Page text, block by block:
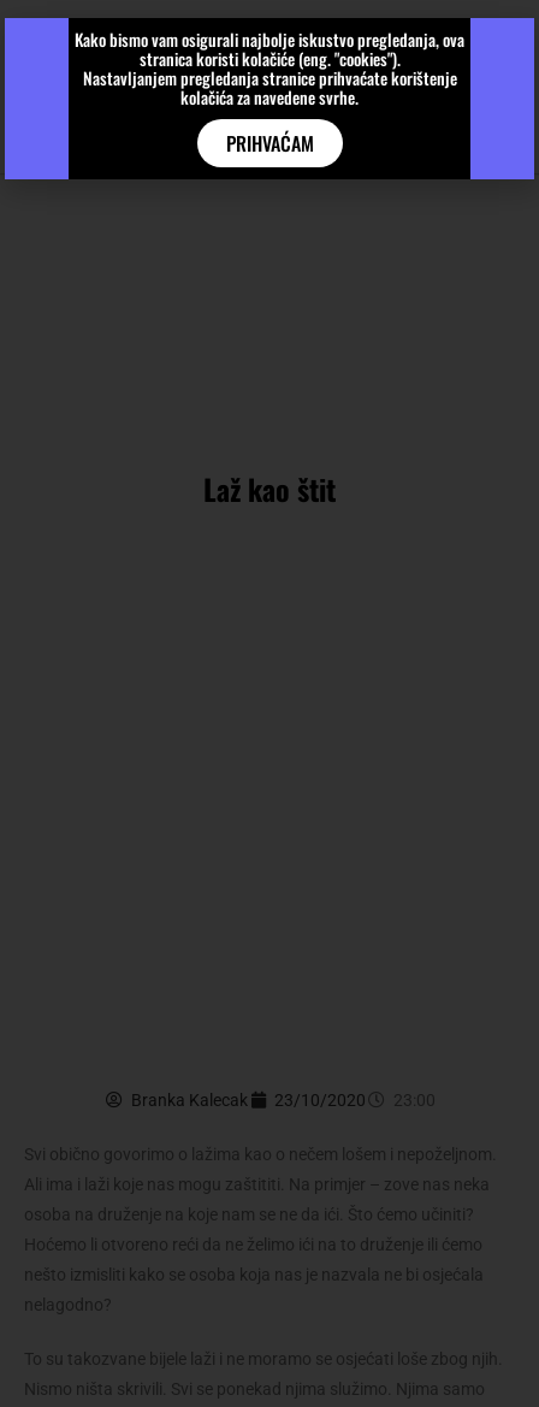
Laž kao štit
Branka Kalecak 23/10/2020 23:00
Svi obično govorimo o lažima kao o nečem lošem i nepoželjnom.
Ali ima i laži koje nas mogu zaštititi. Na primjer – zove nas neka
osoba na druženje na koje nam se ne da ići. Što ćemo učiniti?
Hoćemo li otvoreno reći da ne želimo ići na to druženje ili ćemo
nešto izmisliti kako se osoba koja nas je nazvala ne bi osjećala
nelagodno?
To su takozvane bijele laži i ne moramo se osjećati loše zbog njih.
Nismo ništa skrivili. Svi se ponekad njima služimo. Njima samo
Kako bismo vam osigurali najbolje iskustvo pregledanja, ova
stranica koristi kolačiće (eng. "cookies").
Nastavljanjem pregledanja stranice prihvaćate korištenje
kolačića za navedene svrhe.
PRIHVAĆAM